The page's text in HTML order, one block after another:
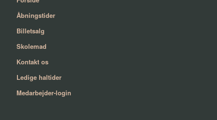
Åbningstider
Billetsalg
Skolemad
Kontakt os
Ledige haltider
Medarbejder-login